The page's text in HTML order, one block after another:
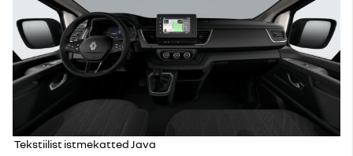
Tekstiilist istmekatted Java